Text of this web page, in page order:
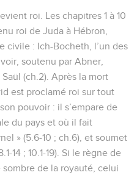
roi. Les chapitres 1 à 10
roi de Juda à Hébron,
civile : Ich-Bocheth, l’un des
soutenu par Abner,
(ch.2). Après la mort
est proclamé roi sur tout
pouvoir : il s’empare de
du pays et où il fait
» (5.6-10 ; ch.6), et soumet
14 ; 10.1-19). Si le règne de
de la royauté, celui